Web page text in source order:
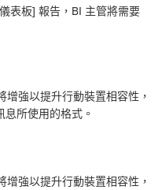
表板] 報告，BI 主管將需要
增強以提升行動裝置相容性，
所使用的格式。
增強以提升行動裝置相容性，